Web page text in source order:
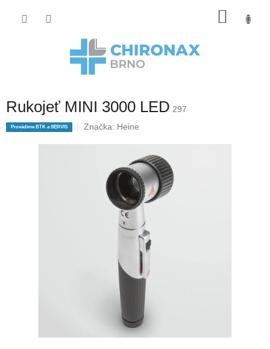
Rukojeť MINI 3000 LED 297
Provádíme BTK a SERVIS Značka: Heine